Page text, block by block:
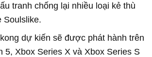
tranh chống lại nhiều loại kẻ thù
Soulslike.
dự kiến sẽ được phát hành trên
5, Xbox Series X và Xbox Series S